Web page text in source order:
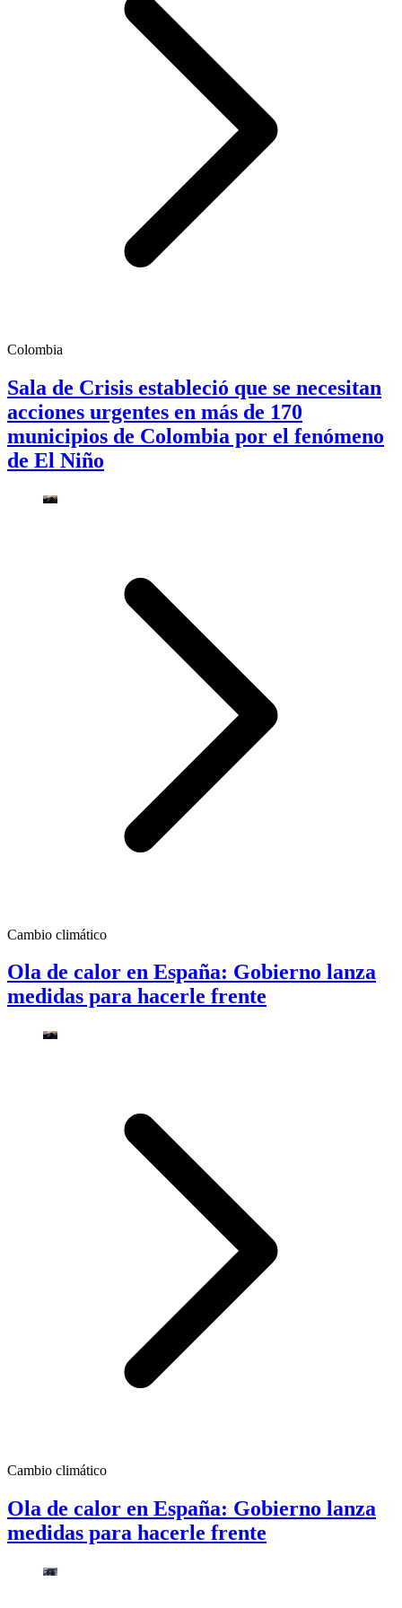
Colombia
Sala de Crisis estableció que se necesitan
acciones urgentes en más de 170
municipios de Colombia por el fenómeno
de El Niño
Cambio climático
Ola de calor en España: Gobierno lanza
medidas para hacerle frente
Cambio climático
Ola de calor en España: Gobierno lanza
medidas para hacerle frente